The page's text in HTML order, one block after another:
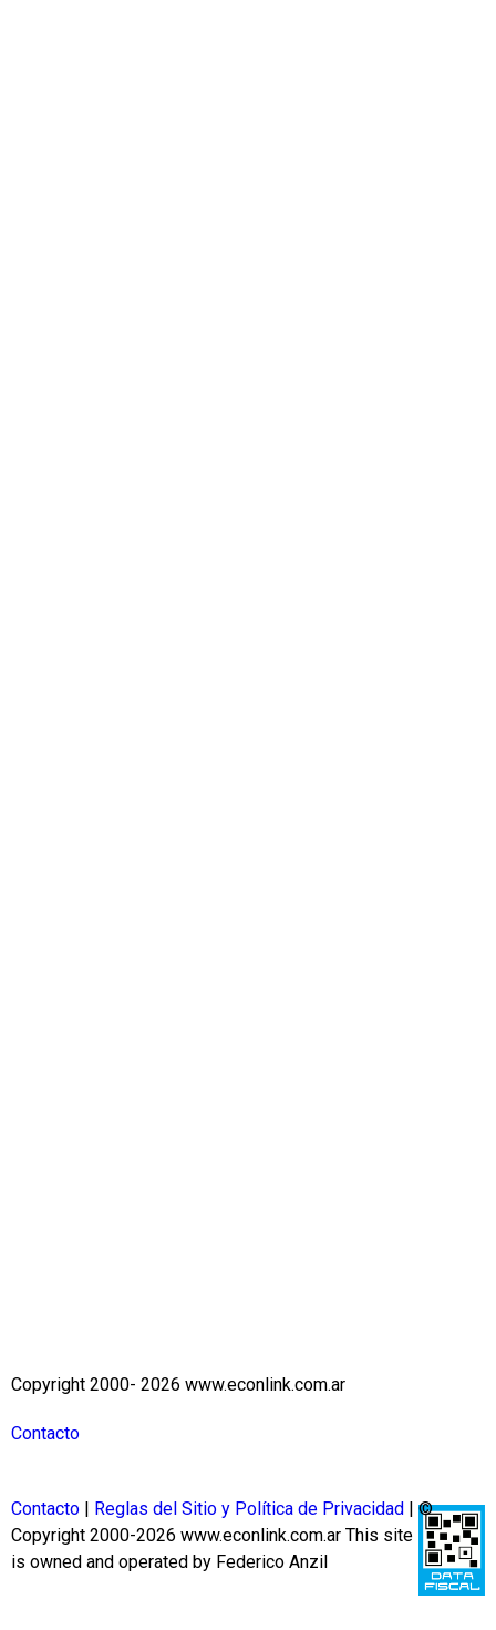
Copyright 2000- 2026 www.econlink.com.ar
Contacto
Contacto | Reglas del Sitio y Política de Privacidad | ©
Copyright 2000-2026 www.econlink.com.ar This site
is owned and operated by Federico Anzil